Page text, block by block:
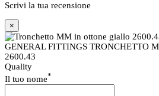
Scrivi la tua recensione
×
GENERAL FITTINGS TRONCHETTO
2600.43
Quality
Il tuo nome*